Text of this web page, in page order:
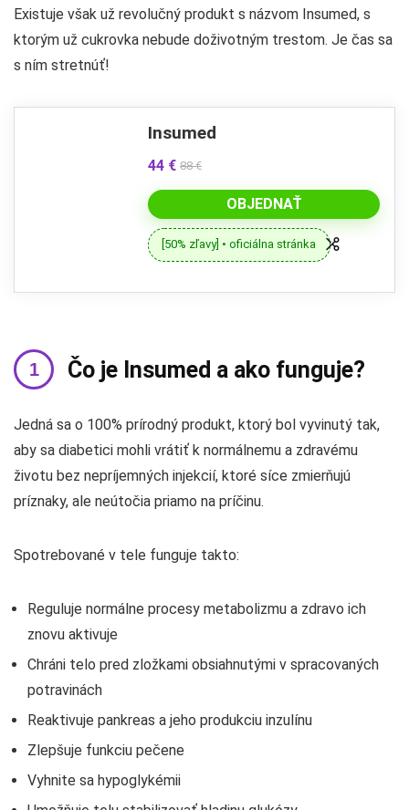
Existuje však už revolučný produkt s názvom Insumed, s
ktorým už cukrovka nebude doživotným trestom. Je čas sa
s ním stretnúť!
Insumed
44 € 88 €
OBJEDNAŤ
[50% zľavy] • oficiálna stránka
Čo je Insumed a ako funguje?
Jedná sa o 100% prírodný produkt, ktorý bol vyvinutý tak,
aby sa diabetici mohli vrátiť k normálnemu a zdravému
životu bez nepríjemných injekcií, ktoré síce zmierňujú
príznaky, ale neútočia priamo na príčinu.
Spotrebované v tele funguje takto:
Reguluje normálne procesy metabolizmu a zdravo ich
znovu aktivuje
Chráni telo pred zložkami obsiahnutými v spracovaných
potravinách
Reaktivuje pankreas a jeho produkciu inzulínu
Zlepšuje funkciu pečene
Vyhnite sa hypoglykémii